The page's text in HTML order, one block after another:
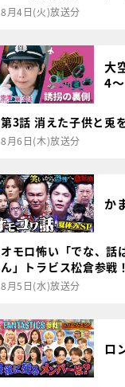
8月4日(火)放送分
大
4～
第3話 消えた子供と兎
8月6日(木)放送分
か
オモロ怖い「でな、話
ん」トラビス松倉参戦！
8月5日(水)放送分
ロ